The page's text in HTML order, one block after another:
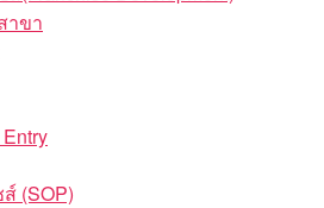
าขา
(SOP)